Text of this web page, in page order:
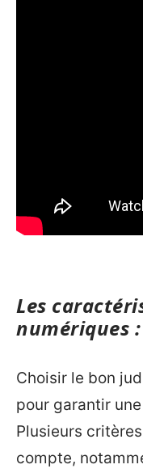
Les
numériques
Choisir le bon
pour garantir
Plusieurs
compte,